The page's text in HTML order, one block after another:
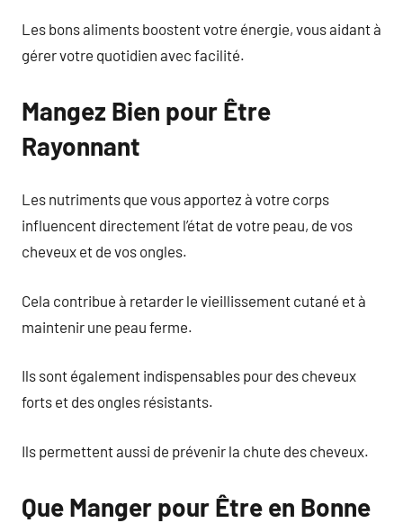
Les bons aliments boostent votre énergie, vous aidant à
gérer votre quotidien avec facilité.
Mangez Bien pour Être
Rayonnant
Les nutriments que vous apportez à votre corps
influencent directement l’état de votre peau, de vos
cheveux et de vos ongles.
Cela contribue à retarder le vieillissement cutané et à
maintenir une peau ferme.
Ils sont également indispensables pour des cheveux
forts et des ongles résistants.
Ils permettent aussi de prévenir la chute des cheveux.
Que Manger pour Être en Bonne